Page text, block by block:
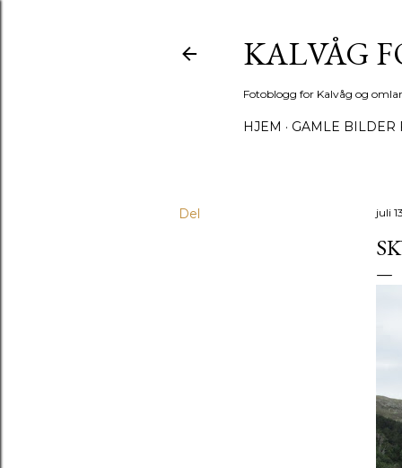
KALVÅG
Fotoblogg for Kalvåg og
HJEM GAMLE BILDER
Del juli